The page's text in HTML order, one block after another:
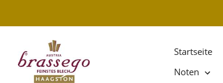
Startseite
Noten